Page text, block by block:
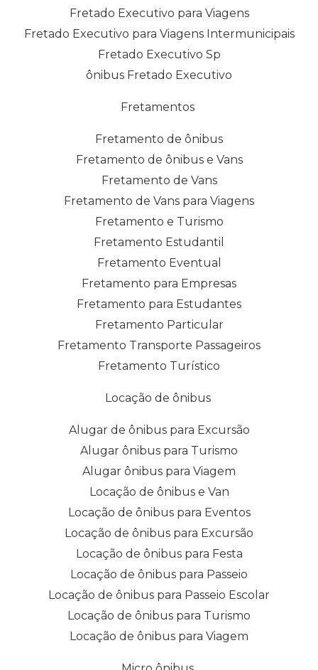
Fretado Executivo para Viagens
Fretado Executivo para Viagens Intermunicipais
Fretado Executivo Sp
ônibus Fretado Executivo
Fretamentos
Fretamento de ônibus
Fretamento de ônibus e Vans
Fretamento de Vans
Fretamento de Vans para Viagens
Fretamento e Turismo
Fretamento Estudantil
Fretamento Eventual
Fretamento para Empresas
Fretamento para Estudantes
Fretamento Particular
Fretamento Transporte Passageiros
Fretamento Turístico
Locação de ônibus
Alugar de ônibus para Excursão
Alugar ônibus para Turismo
Alugar ônibus para Viagem
Locação de ônibus e Van
Locação de ônibus para Eventos
Locação de ônibus para Excursão
Locação de ônibus para Festa
Locação de ônibus para Passeio
Locação de ônibus para Passeio Escolar
Locação de ônibus para Turismo
Locação de ônibus para Viagem